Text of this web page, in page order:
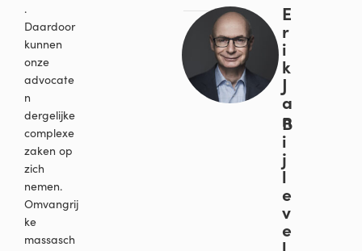
.
Daardoor
kunnen
onze
advocate
n
dergelijke
complexe
zaken op
zich
nemen.
Omvangrij
ke
massasch
E
r
i
k
J
a
n
B
i
j
l
e
v
e
l